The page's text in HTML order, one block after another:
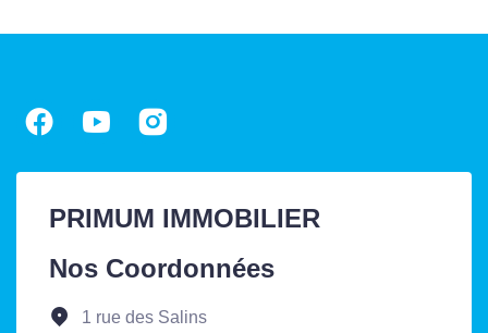
PRIMUM IMMOBILIER
Nos Coordonnées
1 rue des Salins